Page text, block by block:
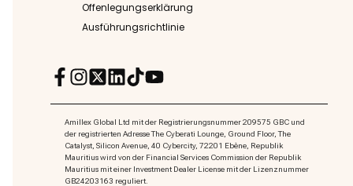
Offenlegungserklärung
Ausführungsrichtlinie
Amillex Global Ltd mit der Registrierungsnummer 209575 GBC und
der registrierten Adresse The Cyberati Lounge, Ground Floor, The
Catalyst, Silicon Avenue, 40 Cybercity, 72201 Ebène, Republik
Mauritius wird von der Financial Services Commission der Republik
Mauritius mit einer Investment Dealer License mit der Lizenznummer
GB24203163 reguliert.